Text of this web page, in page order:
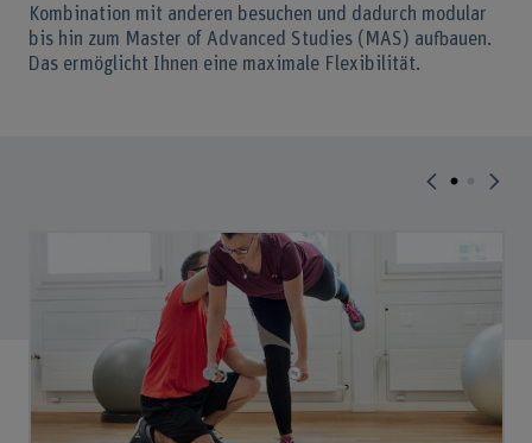
Kombination mit anderen besuchen und dadurch modular
bis hin zum Master of Advanced Studies (MAS) aufbauen.
Das ermöglicht Ihnen eine maximale Flexibilität.